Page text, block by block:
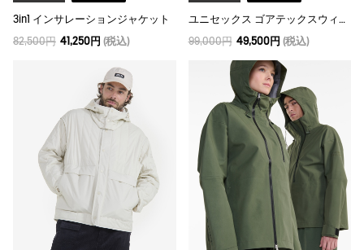
3in1 インサレーションジャケット
82,500円 41,250円 (税込)
ユニセックス ゴアテックスウィンドストッパー® インサレーションジャケット
99,000円 49,500円 (税込)